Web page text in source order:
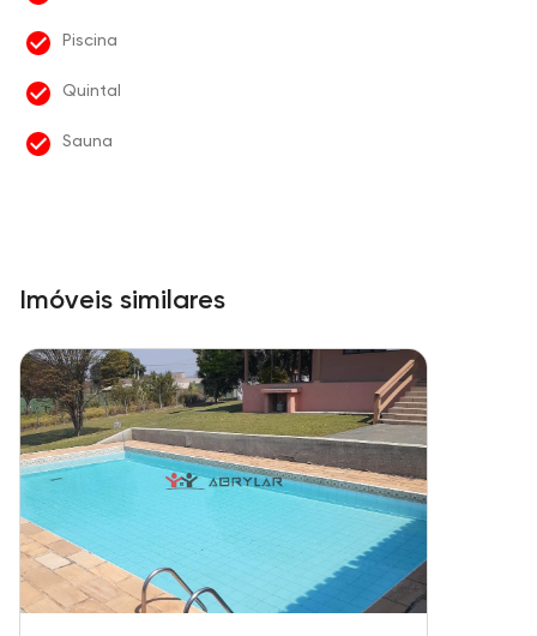
Piscina
Quintal
Sauna
Imóveis similares